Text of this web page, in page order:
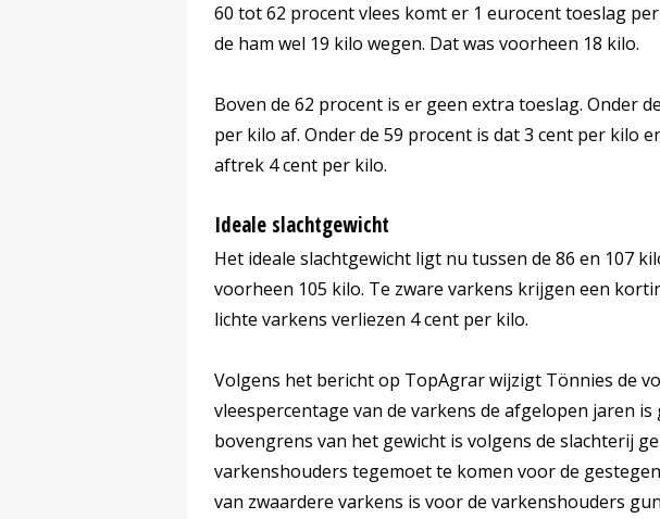
60 tot 62 procent vlees komt er 1 eurocent toeslag
de ham wel 19 kilo wegen. Dat was voorheen 18 kilo.
Boven de 62 procent is er geen extra toeslag. Onder
per kilo af. Onder de 59 procent is dat 3 cent per kilo
aftrek 4 cent per kilo.
Ideale slachtgewicht
Het ideale slachtgewicht ligt nu tussen de 86 en 107
voorheen 105 kilo. Te zware varkens krijgen een
lichte varkens verliezen 4 cent per kilo.
Volgens het bericht op TopAgrar wijzigt Tönnies de
vleespercentage van de varkens de afgelopen jaren
bovengrens van het gewicht is volgens de slachterij
varkenshouders tegemoet te komen voor de
van zwaardere varkens is voor de varkenshouders